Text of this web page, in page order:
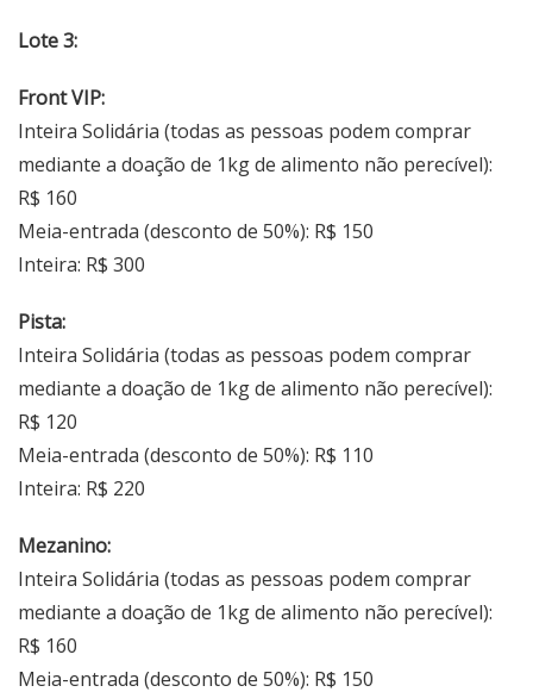
Lote 3:
Front VIP:
Inteira Solidária (todas as pessoas podem comprar
mediante a doação de 1kg de alimento não perecível):
R$ 160
Meia-entrada (desconto de 50%): R$ 150
Inteira: R$ 300
Pista:
Inteira Solidária (todas as pessoas podem comprar
mediante a doação de 1kg de alimento não perecível):
R$ 120
Meia-entrada (desconto de 50%): R$ 110
Inteira: R$ 220
Mezanino:
Inteira Solidária (todas as pessoas podem comprar
mediante a doação de 1kg de alimento não perecível):
R$ 160
Meia-entrada (desconto de 50%): R$ 150